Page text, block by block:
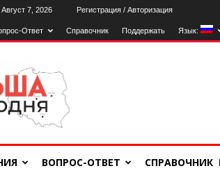
7, 2026 Регистрация / Авторизация
Ответ Справочник Поддержать Язык:
ВОПРОС-ОТВЕТ СПРАВОЧНИК